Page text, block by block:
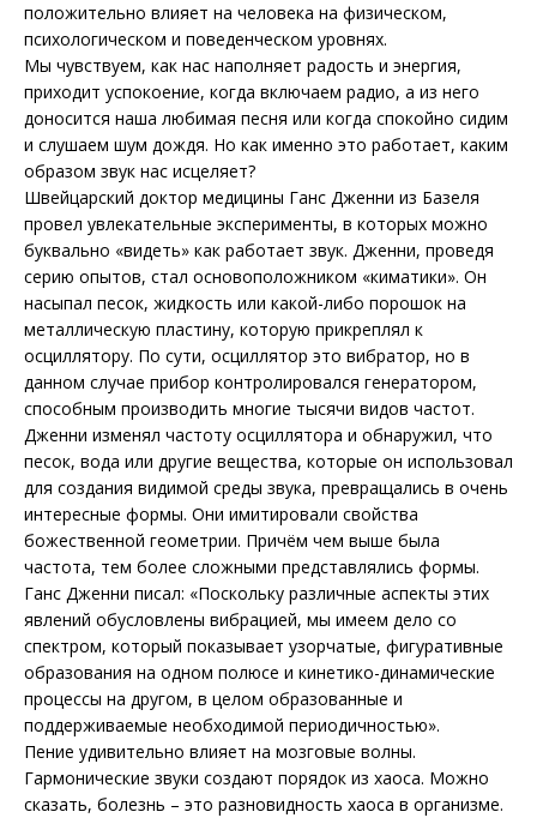
положительно влияет на человека на физическом,
психологическом и поведенческом уровнях.
Мы чувствуем, как нас наполняет радость и энергия,
приходит успокоение, когда включаем радио, а из него
доносится наша любимая песня или когда спокойно сидим
и слушаем шум дождя. Но как именно это работает, каким
образом звук нас исцеляет?
Швейцарский доктор медицины Ганс Дженни из Базеля
провел увлекательные эксперименты, в которых можно
буквально «видеть» как работает звук. Дженни, проведя
серию опытов, стал основоположником «киматики». Он
насыпал песок, жидкость или какой-либо порошок на
металлическую пластину, которую прикреплял к
осциллятору. По сути, осциллятор это вибратор, но в
данном случае прибор контролировался генератором,
способным производить многие тысячи видов частот.
Дженни изменял частоту осциллятора и обнаружил, что
песок, вода или другие вещества, которые он использовал
для создания видимой среды звука, превращались в очень
интересные формы. Они имитировали свойства
божественной геометрии. Причём чем выше была
частота, тем более сложными представлялись формы.
Ганс Дженни писал: «Поскольку различные аспекты этих
явлений обусловлены вибрацией, мы имеем дело со
спектром, который показывает узорчатые, фигуративные
образования на одном полюсе и кинетико-динамические
процессы на другом, в целом образованные и
поддерживаемые необходимой периодичностью».
Пение удивительно влияет на мозговые волны.
Гармонические звуки создают порядок из хаоса. Можно
сказать, болезнь – это разновидность хаоса в организме.